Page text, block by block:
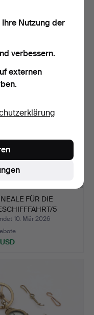
FÜR DIE
5
10. Mär 2026
Nutzung der
verbessern.
externen